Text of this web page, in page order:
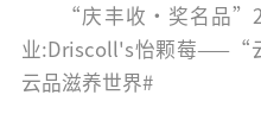
“庆丰收·奖名品
业:Driscoll's怡颗莓——“
云品滋养世界#